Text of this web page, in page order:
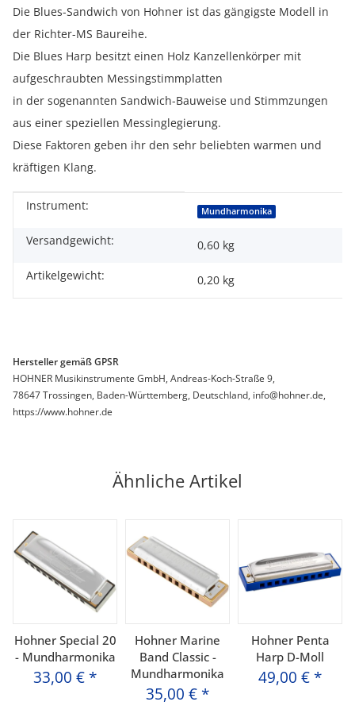
Die Blues-Sandwich von Hohner ist das gängigste Modell in
der Richter-MS Baureihe.
Die Blues Harp besitzt einen Holz Kanzellenkörper mit
aufgeschraubten Messingstimmplatten
in der sogenannten Sandwich-Bauweise und Stimmzungen
aus einer speziellen Messinglegierung.
Diese Faktoren geben ihr den sehr beliebten warmen und
kräftigen Klang.
Produkteigenschaft
Wert
Instrument: Mundharmonika
Versandgewicht:
0,60 kg
Artikelgewicht:
0,20 kg
Hersteller gemäß GPSR
HOHNER Musikinstrumente GmbH, Andreas-Koch-Straße 9,
78647 Trossingen, Baden-Württemberg, Deutschland, info@hohner.de,
https://www.hohner.de
Ähnliche Artikel
Hohner Special 20
- Mundharmonika
33,00 € *
Hohner Marine
Band Classic -
Mundharmonika
35,00 € *
Hohner Penta
Harp D-Moll
49,00 € *